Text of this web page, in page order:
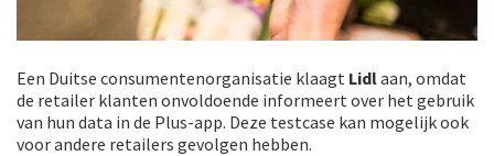
Een Duitse consumentenorganisatie klaagt Lidlaan, omdat
de retailer klanten onvoldoende informeert over het gebruik
van hun data in de Plus-app. Deze testcase kan mogelijk ook
voor andere retailers gevolgen hebben.